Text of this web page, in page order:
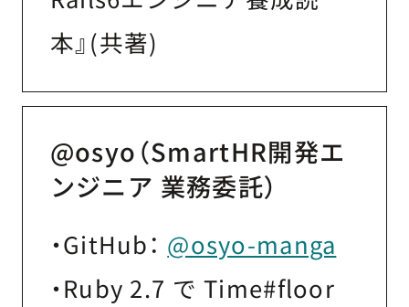
本』(共著)
@osyo（SmartHR開発エ
ンジニア 業務委託）
・GitHub： @osyo-manga
・Ruby 2.7 で Time#floor